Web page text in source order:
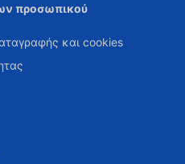
προσωπικού
και cookies